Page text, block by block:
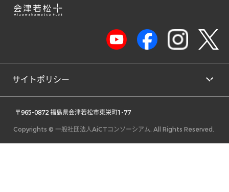
サイトポリシー
〒965-0872 福島県会津若松市東栄町1-77
Copyrights © 一般社団法人AiCTコンソーシアム, All Rights Reserved.